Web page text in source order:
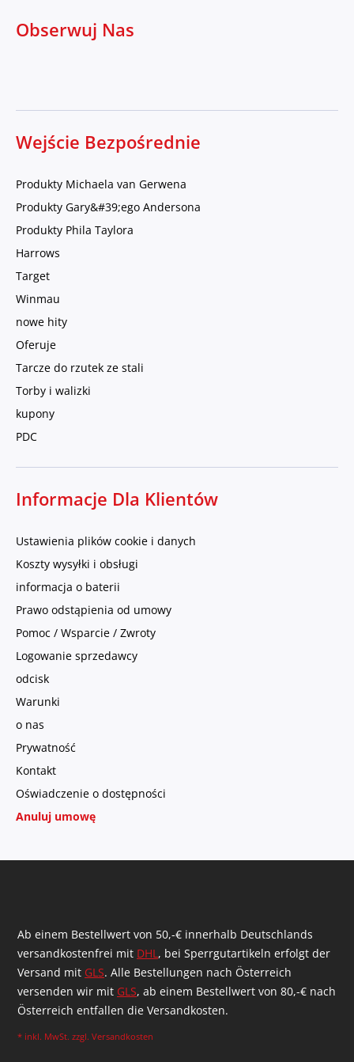
Obserwuj Nas
Wejście Bezpośrednie
Produkty Michaela van Gerwena
Produkty Gary&#39;ego Andersona
Produkty Phila Taylora
Harrows
Target
Winmau
nowe hity
Oferuje
Tarcze do rzutek ze stali
Torby i walizki
kupony
PDC
Informacje Dla Klientów
Ustawienia plików cookie i danych
Koszty wysyłki i obsługi
informacja o baterii
Prawo odstąpienia od umowy
Pomoc / Wsparcie / Zwroty
Logowanie sprzedawcy
odcisk
Warunki
o nas
Prywatność
Kontakt
Oświadczenie o dostępności
Anuluj umowę
Ab einem Bestellwert von 50,-€ innerhalb Deutschlands
versandkostenfrei mit DHL, bei Sperrgutartikeln erfolgt der
Versand mit GLS. Alle Bestellungen nach Österreich
versenden wir mit GLS, ab einem Bestellwert von 80,-€ nach
Österreich entfallen die Versandkosten.
* inkl. MwSt. zzgl. Versandkosten